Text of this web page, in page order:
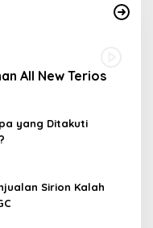
All New Terios
yang Ditakuti
Sirion Kalah